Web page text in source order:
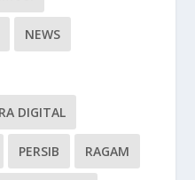
NEWS
DIGITAL
PERSIB RAGAM